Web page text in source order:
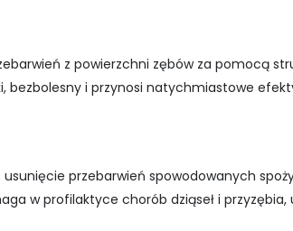
z powierzchni zębów za pomocą
bezbolesny i przynosi natychmiastowe
przebarwień spowodowanych
w profilaktyce chorób dziąseł i przyzębia,